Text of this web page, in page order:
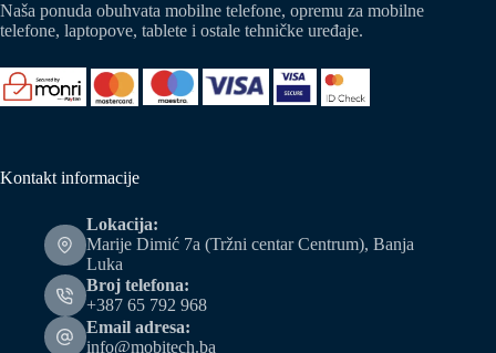
Naša ponuda obuhvata mobilne telefone, opremu za mobilne
telefone, laptopove, tablete i ostale tehničke uređaje.
Kontakt informacije
Lokacija:
Marije Dimić 7a (Tržni centar Centrum), Banja
Luka
Broj telefona:
+387 65 792 968
Email adresa:
info@mobitech.ba